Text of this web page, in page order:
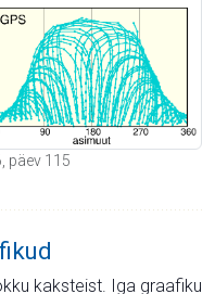
päev 115
kaksteist. Iga graafiku